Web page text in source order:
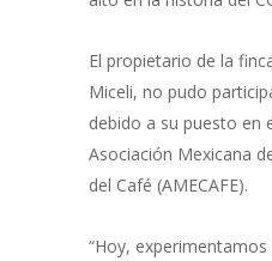
El propietario de la
Miceli, no pudo
debido a su puesto en
Asociación Mexicana
del Café (AMECAFE).
“Hoy,